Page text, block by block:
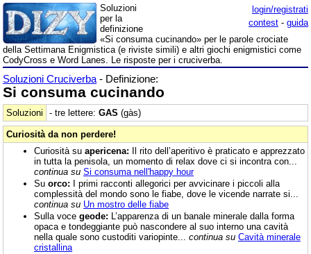
login/registrati
contest - guida
Soluzioni
per la
definizione
«Si consuma cucinando» per le parole crociate
della Settimana Enigmistica (e riviste simili) e altri giochi enigmistici come
CodyCross e Word Lanes. Le risposte per i cruciverba.
Soluzioni Cruciverba - Definizione:
Si consuma cucinando
Soluzioni - tre lettere: GAS (gàs)
Curiosità da non perdere!
Curiosità su apericena: Il rito dell’aperitivo è praticato e apprezzato
in tutta la penisola, un momento di relax dove ci si incontra con...
continua su Si consuma nell'happy hour
Su orco: I primi racconti allegorici per avvicinare i piccoli alla
complessità del mondo sono le fiabe, dove le vicende narrate si...
continua su Un mostro delle fiabe
Sulla voce geode: L’apparenza di un banale minerale dalla forma
opaca e tondeggiante può nascondere al suo interno una cavità
nella quale sono custoditi variopinte... continua su Cavità minerale
cristallina